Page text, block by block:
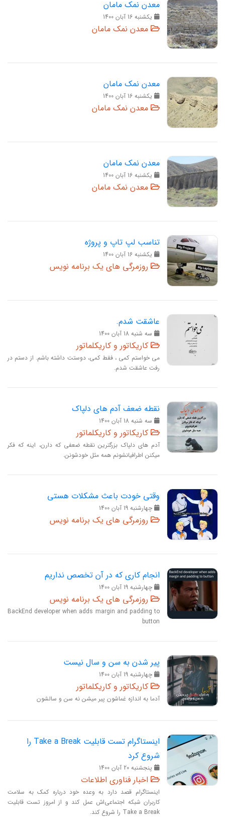
معدن نمک مامان
يکشنبه 16 آبان 1400
معدن نمک مامان
معدن نمک مامان
يکشنبه 16 آبان 1400
معدن نمک مامان
معدن نمک مامان
يکشنبه 16 آبان 1400
معدن نمک مامان
تناسب لپ تاپ و پروژه
يکشنبه 16 آبان 1400
روزمرگی های یک برنامه نویس
عاشقت شدم.
سه‏ شنبه 18 آبان 1400
کاریکاتور و کاریکلماتور
می خواستم کمی ، فقط کمی، دوستت داشته باشم. از دستم در
رفت عاشقت شدم.
نقطه ضعف آدم های دلپاک
سه‏ شنبه 18 آبان 1400
کاریکاتور و کاریکلماتور
آدم های دلپاک بزرگترین نقطه ضعفی که دارن، اینه که فکر
میکنن اطرافیانشونم همه مثل خودشونن.
وقتی خودت باعث مشکلات هستی
چهارشنبه 19 آبان 1400
روزمرگی های یک برنامه نویس
انجام کاری که در آن تخصص نداریم
چهارشنبه 19 آبان 1400
روزمرگی های یک برنامه نویس
BackEnd developer when adds margin and padding to
button
پیر شدن به سن و سال نیست
چهارشنبه 19 آبان 1400
کاریکاتور و کاریکلماتور
آدما به اندازه غماشون پیر میشن نه سن و سالشون
اینستاگرام تست قابلیت Take a Break را
شروع کرد
پنجشنبه 20 آبان 1400
اخبار فناوری اطلاعات
اینستاگرام قصد دارد به وعده‌ خود درباره کمک به سلامت
کاربران شبکه اجتماعی‌اش عمل کند و از امروز تست قابلیت
Take a Break را شروع کند.